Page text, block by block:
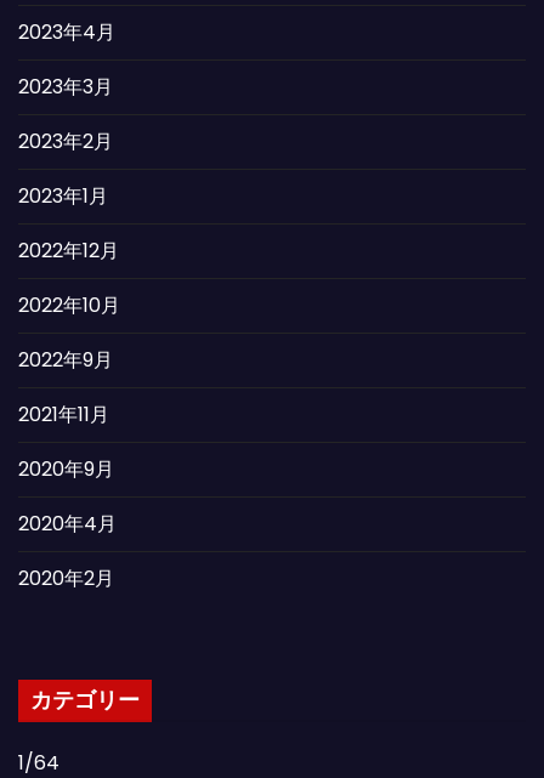
2023年4月
2023年3月
2023年2月
2023年1月
2022年12月
2022年10月
2022年9月
2021年11月
2020年9月
2020年4月
2020年2月
カテゴリー
1/64